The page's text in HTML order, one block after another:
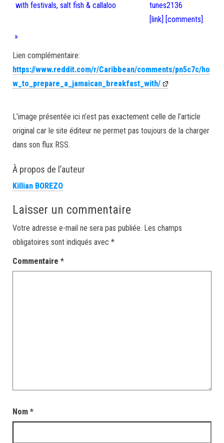
tunes2136
[link] [comments]
»
Lien complémentaire:
https://www.reddit.com/r/Caribbean/comments/pn5c7c/ho
w_to_prepare_a_jamaican_breakfast_with/
L’image présentée ici n’est pas exactement celle de l’article
original car le site éditeur ne permet pas toujours de la charger
dans son flux RSS.
À propos de l’auteur
Killian BOREZO
Laisser un commentaire
Votre adresse e-mail ne sera pas publiée. Les champs
obligatoires sont indiqués avec *
Commentaire *
Nom *